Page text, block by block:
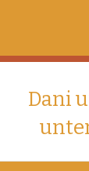
Dani